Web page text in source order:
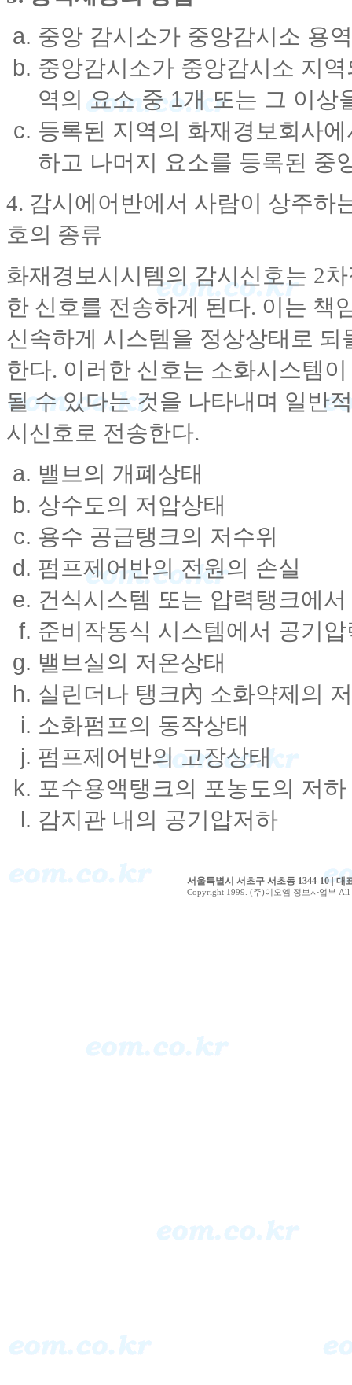
중앙 감시소가 중앙감시소 용
중앙감시소가 중앙감시소 지
역의 요소 중 1개 또는 그 이상
등록된 지역의 화재경보회사
하고 나머지 요소를 등록된 중
4. 감시에어반에서 사람이 상주하
호의 종류
화재경보시시템의 감시신호는 2
한 신호를 전송하게 된다. 이는 책
신속하게 시스템을 정상상태로
한다. 이러한 신호는 소화시스템
될 수 있다는 것을 나타내며 일반
시신호로 전송한다.
밸브의 개폐상태
상수도의 저압상태
용수 공급탱크의 저수위
펌프제어반의 전원의 손실
건식시스템 또는 압력탱크에
준비작동식 시스템에서 공기
밸브실의 저온상태
실린더나 탱크內 소화약제의
소화펌프의 동작상태
펌프제어반의 고장상태
포수용액탱크의 포농도의 저하
감지관 내의 공기압저하
서울특별시 서초구 서초동 1344-10 | 대
Copyright 1999. (주)이오엠 정보사업부 All